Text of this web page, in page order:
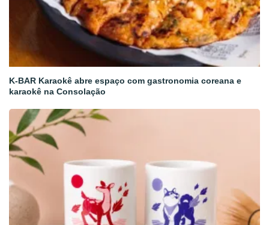
K-BAR Karaokê abre espaço com gastronomia coreana e
karaokê na Consolação